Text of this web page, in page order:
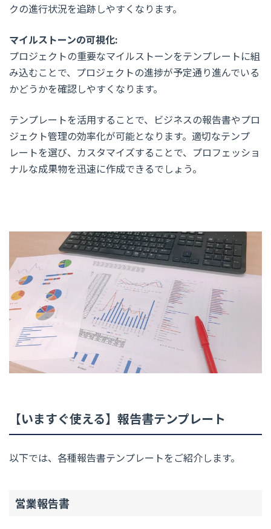
クの進行状況を追跡しやすくなります。
マイルストーンの可視化:
プロジェクトの重要なマイルストーンをテンプレートに組
み込むことで、プロジェクトの進捗が予定通り進んでいる
かどうかを確認しやすくなります。
テンプレートを活用することで、ビジネスの報告書やプロ
ジェクト管理の効率化が可能となります。適切なテンプ
レートを選び、カスタマイズすることで、プロフェッショ
ナルな成果物を迅速に作成できるでしょう。
【いますぐ使える】報告書テンプレート
以下では、各種報告書テンプレートをご紹介します。
営業報告書